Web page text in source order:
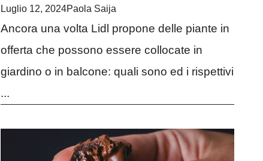
Luglio 12, 2024Paola Saija
Ancora una volta Lidl propone delle piante in
offerta che possono essere collocate in
giardino o in balcone: quali sono ed i rispettivi
...